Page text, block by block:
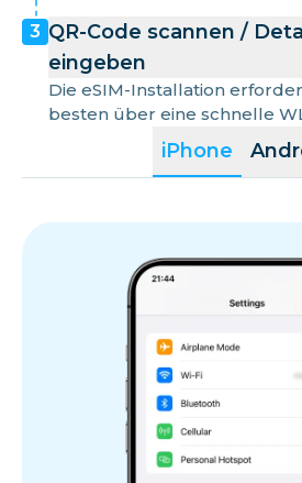
iPhone
3 QR-Code scannen /
eingeben
Die eSIM-Installation
besten über eine schnelle